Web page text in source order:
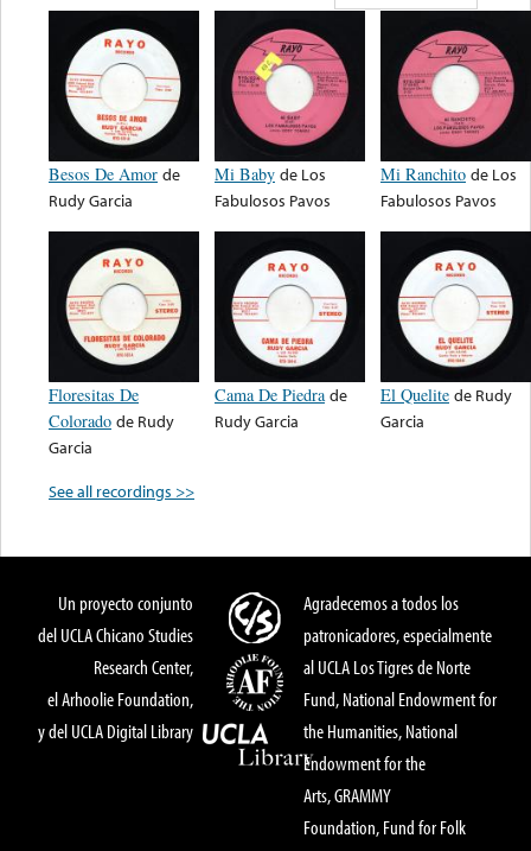
Besos De Amor de
Rudy Garcia
Mi Baby de Los
Fabulosos Pavos
Mi Ranchito de Los
Fabulosos Pavos
Floresitas De
Colorado de Rudy
Garcia
Cama De Piedra de
Rudy Garcia
El Quelite de Rudy
Garcia
See all recordings >>
Un proyecto conjunto
del UCLA Chicano Studies
Research Center,
el Arhoolie Foundation,
y del UCLA Digital Library
Agradecemos a todos los
patronicadores, especialmente
al UCLA Los Tigres de Norte
Fund, National Endowment for
the Humanities, National
Endowment for the
Arts, GRAMMY
Foundation, Fund for Folk